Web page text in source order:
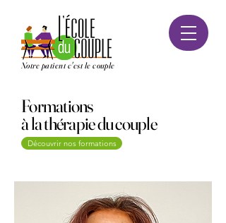
Notre patient c'est le couple
Formations
à la thérapie du couple
Découvrir nos formations